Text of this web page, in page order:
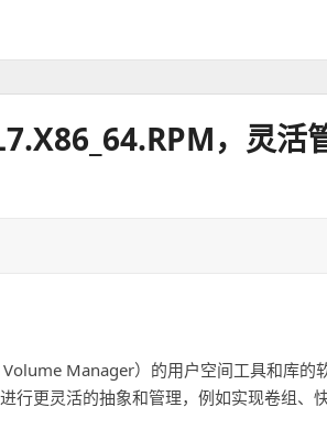
，灵活
Manager）的用户空间工具和库的
行更灵活的抽象和管理，例如实现卷组、